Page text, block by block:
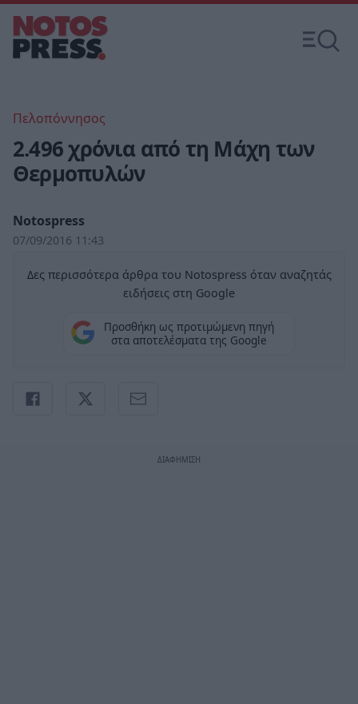
Πελοπόννησος
2.496 χρόνια από τη Μάχη των
Θερμοπυλών
Notospress
07/09/2016 11:43
Δες περισσότερα άρθρα του Notospress όταν αναζητάς
ειδήσεις στη Google
Προσθήκη ως προτιμώμενη πηγή
στα αποτελέσματα της Google